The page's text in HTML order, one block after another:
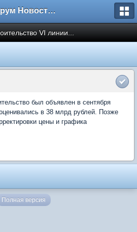
Форум Новостройки
VI линии...
был объявлен в сентября
в 38 млрд рублей. Позже
цены и графика
Полная версия